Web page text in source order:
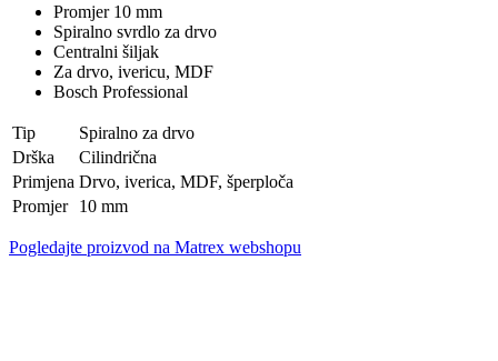
Promjer 10 mm
Spiralno svrdlo za drvo
Centralni šiljak
Za drvo, ivericu, MDF
Bosch Professional
Tip
Spiralno za drvo
Drška
Cilindrična
Primjena Drvo, iverica, MDF, šperploča
Promjer
10 mm
Pogledajte proizvod na Matrex webshopu